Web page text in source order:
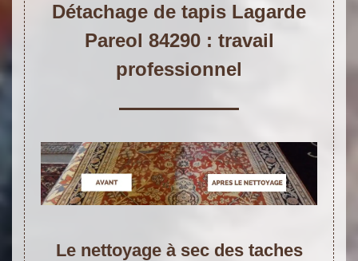
Détachage de tapis Lagarde
Pareol 84290 : travail
professionnel
Le nettoyage à sec des taches